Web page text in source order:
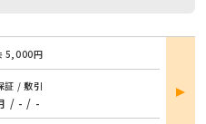
5,000円
証 / 敷引
/ - / -
部屋
詳細